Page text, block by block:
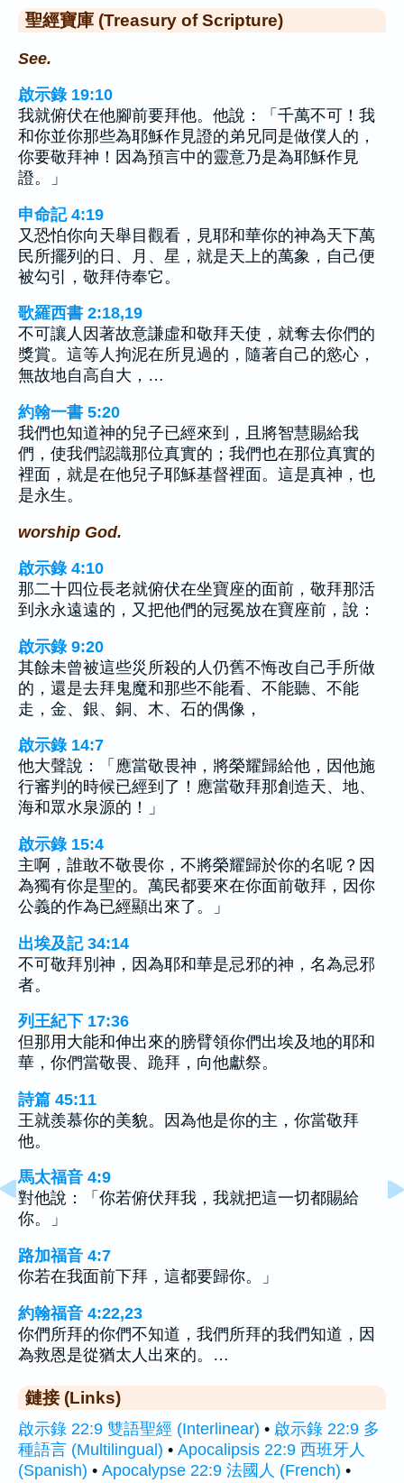
聖經寶庫 (Treasury of Scripture)
See.
啟示錄 19:10
我就俯伏在他腳前要拜他。他說：「千萬不可！我
和你並你那些為耶穌作見證的弟兄同是做僕人的，
你要敬拜神！因為預言中的靈意乃是為耶穌作見
證。」
申命記 4:19
又恐怕你向天舉目觀看，見耶和華你的神為天下萬
民所擺列的日、月、星，就是天上的萬象，自己便
被勾引，敬拜侍奉它。
歌羅西書 2:18,19
不可讓人因著故意謙虛和敬拜天使，就奪去你們的
獎賞。這等人拘泥在所見過的，隨著自己的慾心，
無故地自高自大，…
約翰一書 5:20
我們也知道神的兒子已經來到，且將智慧賜給我
們，使我們認識那位真實的；我們也在那位真實的
裡面，就是在他兒子耶穌基督裡面。這是真神，也
是永生。
worship God.
啟示錄 4:10
那二十四位長老就俯伏在坐寶座的面前，敬拜那活
到永永遠遠的，又把他們的冠冕放在寶座前，說：
啟示錄 9:20
其餘未曾被這些災所殺的人仍舊不悔改自己手所做
的，還是去拜鬼魔和那些不能看、不能聽、不能
走，金、銀、銅、木、石的偶像，
啟示錄 14:7
他大聲說：「應當敬畏神，將榮耀歸給他，因他施
行審判的時候已經到了！應當敬拜那創造天、地、
海和眾水泉源的！」
啟示錄 15:4
主啊，誰敢不敬畏你，不將榮耀歸於你的名呢？因
為獨有你是聖的。萬民都要來在你面前敬拜，因你
公義的作為已經顯出來了。」
出埃及記 34:14
不可敬拜別神，因為耶和華是忌邪的神，名為忌邪
者。
列王紀下 17:36
但那用大能和伸出來的膀臂領你們出埃及地的耶和
華，你們當敬畏、跪拜，向他獻祭。
詩篇 45:11
王就羨慕你的美貌。因為他是你的主，你當敬拜
他。
馬太福音 4:9
對他說：「你若俯伏拜我，我就把這一切都賜給
你。」
路加福音 4:7
你若在我面前下拜，這都要歸你。」
約翰福音 4:22,23
你們所拜的你們不知道，我們所拜的我們知道，因
為救恩是從猶太人出來的。…
鏈接 (Links)
啟示錄 22:9 雙語聖經 (Interlinear) • 啟示錄 22:9 多
種語言 (Multilingual) • Apocalipsis 22:9 西班牙人
(Spanish) • Apocalypse 22:9 法國人 (French) •